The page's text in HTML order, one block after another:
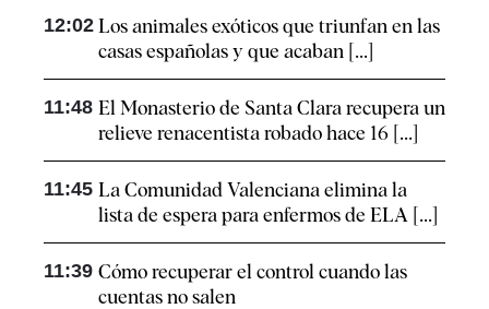
12:02 Los animales exóticos que triunfan en las
casas españolas y que acaban [...]
11:48 El Monasterio de Santa Clara recupera un
relieve renacentista robado hace 16 [...]
11:45 La Comunidad Valenciana elimina la
lista de espera para enfermos de ELA [...]
11:39 Cómo recuperar el control cuando las
cuentas no salen